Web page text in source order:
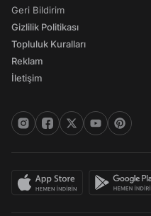
Geri Bildirim
Gizlilik Politikası
Topluluk Kuralları
Reklam
İletişim